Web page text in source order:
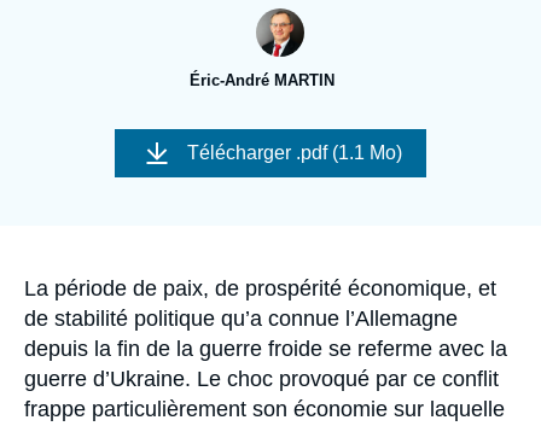
Se connecter
Éric-André MARTIN
couverture
Télécharger .pdf (1.1 Mo)
Accroche
La période de paix, de prospérité économique, et
de stabilité politique qu’a connue l’Allemagne
depuis la fin de la guerre froide se referme avec la
guerre d’Ukraine. Le choc provoqué par ce conflit
frappe particulièrement son économie sur laquelle